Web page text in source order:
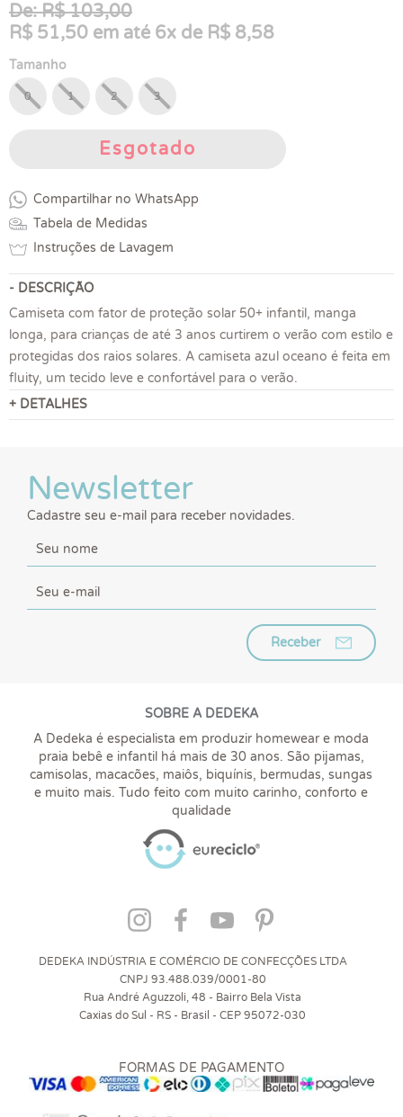
De: R$ 103,00
R$ 51,50 em até 6x de R$ 8,58
Tamanho
0 1 2 3
Esgotado
Compartilhar no WhatsApp
Tabela de Medidas
Instruções de Lavagem
- DESCRIÇÃO
Camiseta com fator de proteção solar 50+ infantil, manga
longa, para crianças de até 3 anos curtirem o verão com estilo e
protegidas dos raios solares. A camiseta azul oceano é feita em
fluity, um tecido leve e confortável para o verão.
+ DETALHES
Newsletter
Cadastre seu e-mail para receber novidades.
Receber
SOBRE A DEDEKA
A Dedeka é especialista em produzir homewear e moda
praia bebê e infantil há mais de 30 anos. São pijamas,
camisolas, macacões, maiôs, biquínis, bermudas, sungas
e muito mais. Tudo feito com muito carinho, conforto e
qualidade
DEDEKA INDÚSTRIA E COMÉRCIO DE CONFECÇÕES LTDA
CNPJ 93.488.039/0001-80
Rua André Aguzzoli, 48 - Bairro Bela Vista
Caxias do Sul - RS - Brasil - CEP 95072-030
FORMAS DE PAGAMENTO